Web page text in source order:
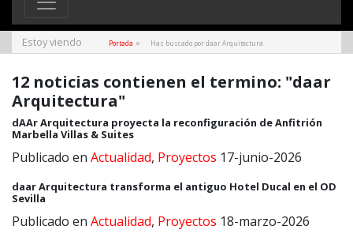
Estoy viendo Portada » Has buscado por daar Arquitectura
12 noticias contienen el termino: "daar
Arquitectura"
dAAr Arquitectura proyecta la reconfiguración de Anfitrión
Marbella Villas & Suites
Publicado en Actualidad, Proyectos 17-junio-2026
daar Arquitectura transforma el antiguo Hotel Ducal en el OD
Sevilla
Publicado en Actualidad, Proyectos 18-marzo-2026